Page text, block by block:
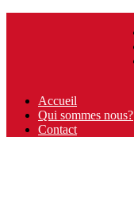
Accueil
Qui sommes nous?
Contact